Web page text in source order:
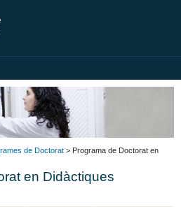
de Doctorat > Programa de Doctorat en
en Didàctiques